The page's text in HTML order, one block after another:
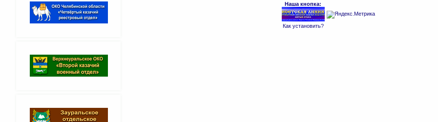
Наша кнопка:
Как установить?